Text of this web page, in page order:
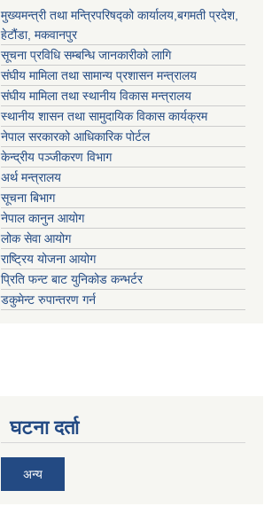
मुख्यमन्त्री तथा मन्त्रिपरिषद्को कार्यालय,बगमती प्रदेश,
हेटौंडा, मकवानपुर
सूचना प्रविधि सम्बन्धि जानकारीको लागि
संघीय मामिला तथा सामान्य प्रशासन मन्त्रालय
संघीय मामिला तथा स्थानीय विकास मन्त्रालय
स्थानीय शासन तथा सामुदायिक विकास कार्यक्रम
नेपाल सरकारको आधिकारिक पोर्टल
केन्द्रीय पञ्जीकरण विभाग
अर्थ मन्त्रालय
सूचना बिभाग
नेपाल कानुन आयोग
लोक सेवा आयोग
राष्ट्रिय योजना आयोग
प्रिति फन्ट बाट युनिकोड कन्भर्टर
डकुमेन्ट रुपान्तरण गर्न
घटना दर्ता
अन्य